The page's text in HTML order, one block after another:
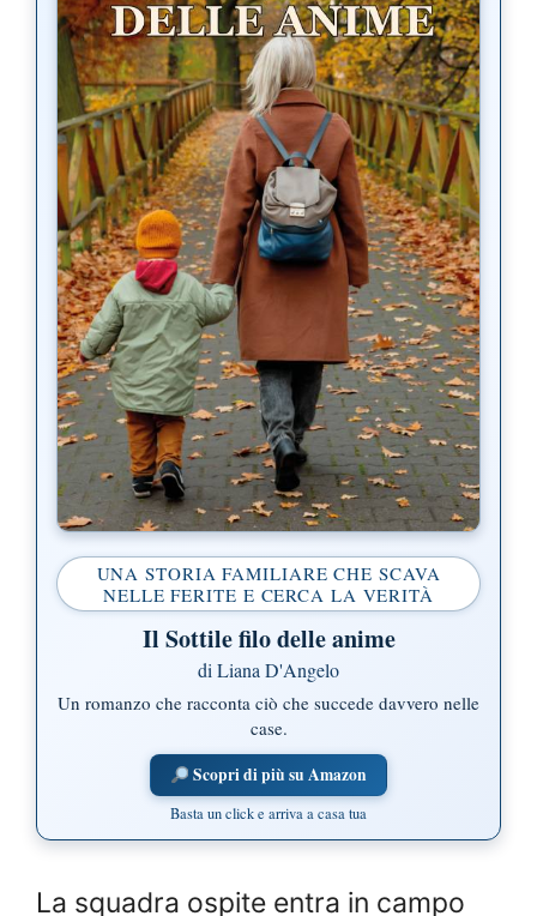
UNA STORIA FAMILIARE CHE SCAVA
NELLE FERITE E CERCA LA VERITÀ
Il Sottile filo delle anime
di Liana D'Angelo
Un romanzo che racconta ciò che succede davvero nelle
case.
Scopri di più su Amazon
Basta un click e arriva a casa tua
La squadra ospite entra in campo